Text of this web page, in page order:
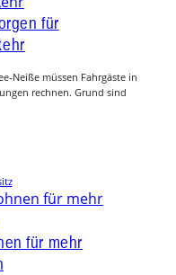
für
Neiße müssen Fahrgäste in
rechnen. Grund sind
für mehr